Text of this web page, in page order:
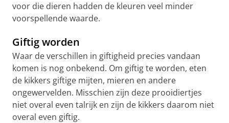
voor die dieren hadden de kleuren veel minder
voorspellende waarde.
Giftig worden
Waar de verschillen in giftigheid precies vandaan
komen is nog onbekend. Om giftig te worden, eten
de kikkers giftige mijten, mieren en andere
ongewervelden. Misschien zijn deze prooidiertjes
niet overal even talrijk en zijn de kikkers daarom niet
overal even giftig.